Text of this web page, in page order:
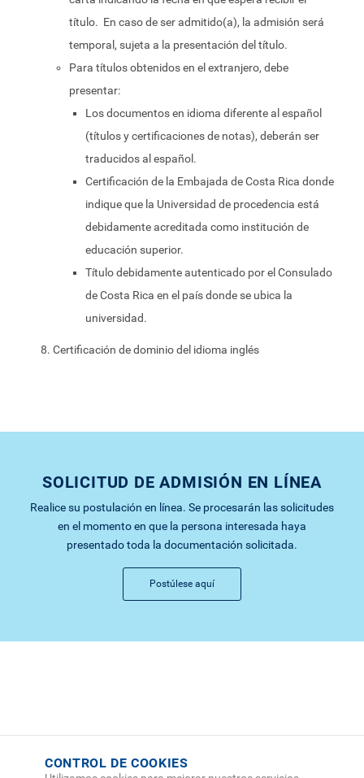
título. En caso de ser admitido(a), la admisión será
temporal, sujeta a la presentación del título.
Para títulos obtenidos en el extranjero, debe
presentar:
Los documentos en idioma diferente al español
(títulos y certificaciones de notas), deberán ser
traducidos al español.
Certificación de la Embajada de Costa Rica donde
indique que la Universidad de procedencia está
debidamente acreditada como institución de
educación superior.
Título debidamente autenticado por el Consulado
de Costa Rica en el país donde se ubica la
universidad.
Certificación de dominio del idioma inglés
SOLICITUD DE ADMISIÓN EN LÍNEA
Realice su postulación en línea. Se procesarán las solicitudes
en el momento en que la persona interesada haya
presentado toda la documentación solicitada.
Postúlese aquí
CONTROL DE COOKIES